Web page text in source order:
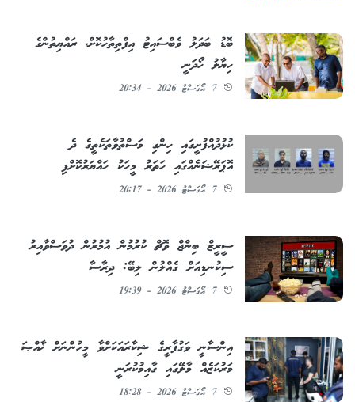
ބޮޑު ބަދަލު ވެބްސައިޓު އިފްތިތާހުކޮށް، ރައްޔިތުންގެ
ހިޔާލު ހޯދަނީ
7 އޯގަސްޓު 2026 - 20:34
ކުޅުދުއްފުށީގައި ހިންގި މަސްތުވާތަކެތީގެ ދެ
އޮޕަރޭޝަނެއްގައި ހަތަރު މީހަކު ހައްޔަރުކޮށްފި
7 އޯގަސްޓު 2026 - 20:17
ސީރީޒް ބިންޖް ވޮޗް ކުރުމުން އުމުރުން ދުވަސްވާއިރު
ސިކުނޑިއަށް ގެއްލުން ލިބޭ: ދިރާސާ
7 އޯގަސްޓު 2026 - 19:39
އިންސާނީ ވަގުފާރީގެ ޝިކާރައަކަށްވާ މީހުންނަށް ޚާއްޞަ
މަރުކަޒެއް މާލޭގައި ގާއިމުކުރަނީ
7 އޯގަސްޓު 2026 - 18:28